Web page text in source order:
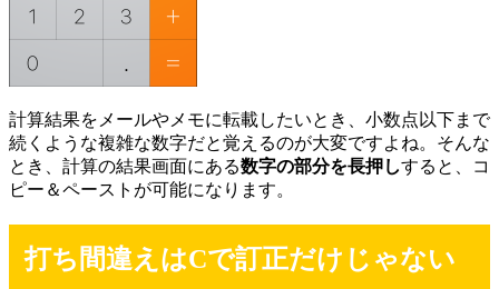
計算結果をメールやメモに転載したいとき、小数点以下まで
続くような複雑な数字だと覚えるのが大変ですよね。そんな
とき、計算の結果画面にある数字の部分を長押しすると、コ
ピー＆ペーストが可能になります。
打ち間違えはCで訂正だけじゃない